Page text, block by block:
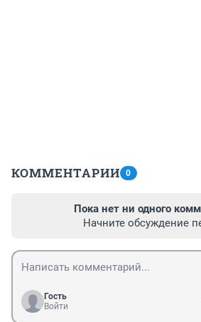
КОММЕНТАРИИ 0
Пока нет ни одного
Начните обсуждение
Гость
Войти